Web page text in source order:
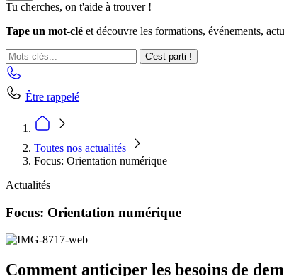
Tu cherches, on t'aide à trouver !
Tape un mot-clé et découvre les formations, événements,
C'est parti !
Être rappelé
Toutes nos actualités
Focus: Orientation numérique
Actualités
Focus: Orientation numérique
Comment anticiper les besoins de